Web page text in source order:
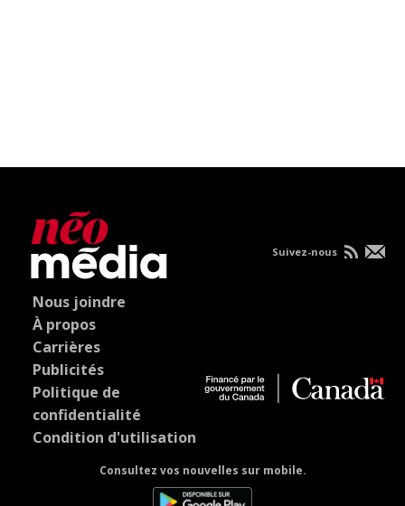
Nous joindre
À propos
Carrières
Publicités
Politique de
confidentialité
Condition d'utilisation
Consultez vos nouvelles sur mobile.
Suivez-nous